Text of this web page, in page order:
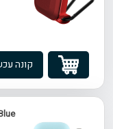
קונה